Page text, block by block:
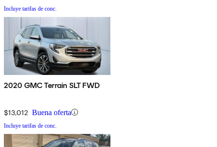
Incluye tarifas de conc.
2020 GMC Terrain SLT FWD
$13,012 Buena oferta
Incluye tarifas de conc.